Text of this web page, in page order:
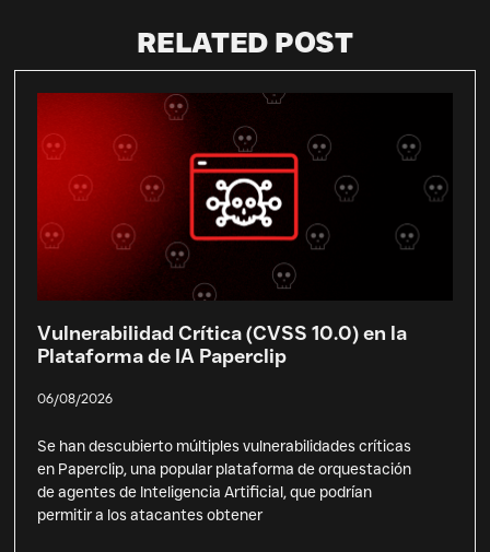
RELATED POST
Vulnerabilidad Crítica (CVSS 10.0) en la
Plataforma de IA Paperclip
06/08/2026
Se han descubierto múltiples vulnerabilidades críticas
en Paperclip, una popular plataforma de orquestación
de agentes de Inteligencia Artificial, que podrían
permitir a los atacantes obtener